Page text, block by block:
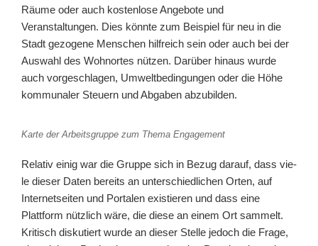
Räume oder auch kos­ten­lo­se Angebote und
Veranstaltungen. Dies könn­te zum Beispiel für neu in die
Stadt gezo­ge­ne Menschen hilf­reich sein oder auch bei der
Auswahl des Wohnortes nüt­zen. Darüber hin­aus wur­de
auch vor­ge­schla­gen, Umweltbedingungen oder die Höhe
kom­mu­na­ler Steuern und Abgaben abzu­bil­den.
Karte der Arbeitsgruppe zum Thema Engagement
Relativ einig war die Gruppe sich in Bezug dar­auf, dass vie­
le die­ser Daten bereits an unter­schied­li­chen Orten, auf
Internetseiten und Portalen exis­tie­ren und dass eine
Plattform nütz­lich wäre, die die­se an einem Ort sam­melt.
Kritisch dis­ku­tiert wur­de an die­ser Stelle jedoch die Frage,